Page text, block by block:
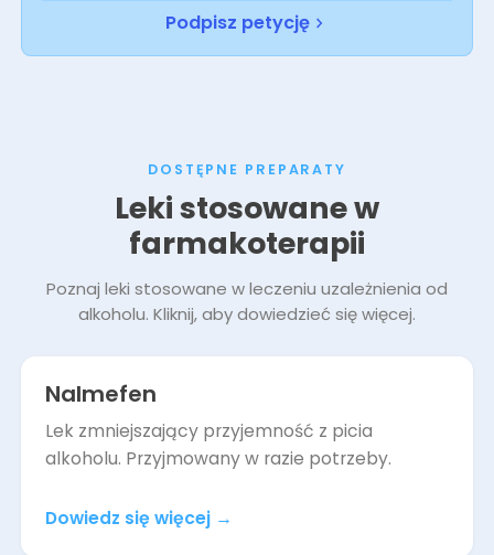
Podpisz petycję
DOSTĘPNE PREPARATY
Leki stosowane w
farmakoterapii
Poznaj leki stosowane w leczeniu uzależnienia od
alkoholu. Kliknij, aby dowiedzieć się więcej.
Nalmefen
Lek zmniejszający przyjemność z picia
alkoholu. Przyjmowany w razie potrzeby.
Dowiedz się więcej →